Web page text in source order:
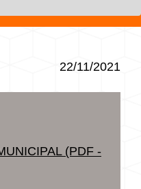
22/11/2021
(PDF -